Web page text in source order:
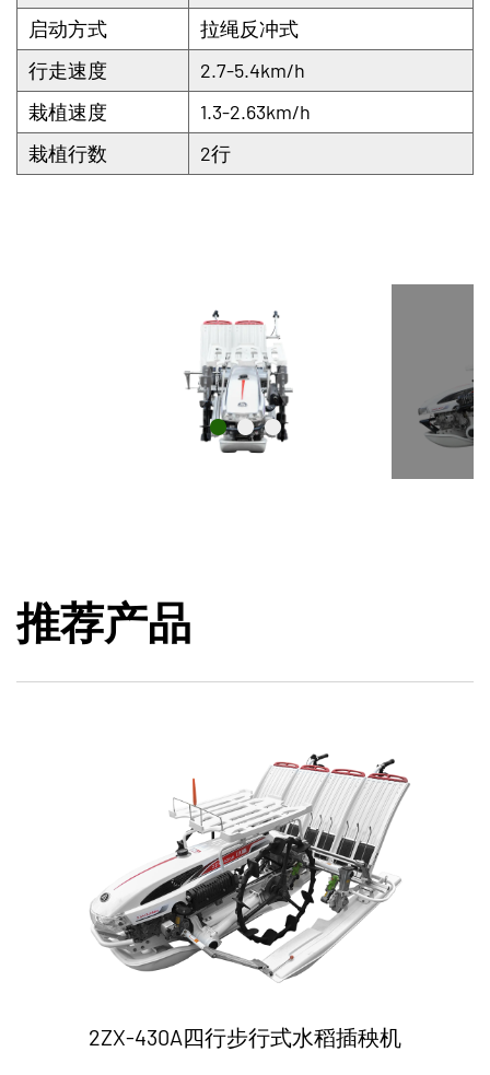
启动方式
拉绳反冲式
行走速度
2.7-5.4km/h
栽植速度
1.3-2.63km/h
栽植行数
2行
推荐产品
2ZX-430A四行步行式水稻插秧机